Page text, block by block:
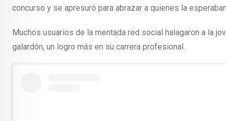
concurso y se apresuró para abrazar a quienes la
Muchos usuarios de la mentada red social halagaron a la
galardón, un logro más en su carrera profesional.